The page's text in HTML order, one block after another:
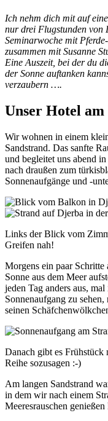
Ich nehm dich mit auf
nur drei Flugstunden von
Seminarwoche mit
zusammen mit Susanne
Eine Auszeit, bei der du
der Sonne auftanken
verzaubern ….
Unser Hotel
Wir wohnen in einem
Sandstrand. Das sanfte
und begleitet uns abend
nach draußen zum
Sonnenaufgänge und -
Links der Blick vom
Greifen nah!
Morgens ein paar
Sonne aus dem Meer
jeden Tag anders aus,
Sonnenaufgang zu
seinen
Danach gibt es Frühstück
Reihe sozusagen :-)
Am langen Sandstrand
in dem wir nach einem
Meeresrauschen genießen